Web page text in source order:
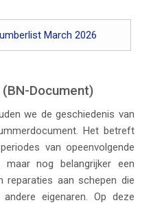
March 2026
Document)
we de geschiedenis van
Het betreft
van opeenvolgende
maar nog belangrijker een
reparaties aan schepen die
eigenaren. Op deze